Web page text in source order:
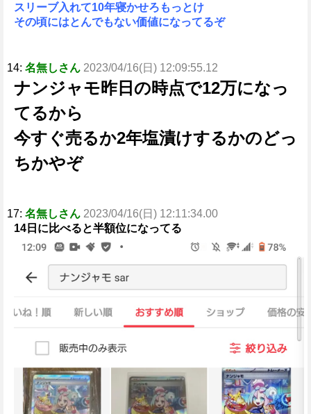
スリーブ入れて10年寝かせろもっとけ
その頃にはとんでもない価値になってるぞ
14: 名無しさん 2023/04/16(日) 12:09:55.12
ナンジャモ昨日の時点で12万になっ
てるから
今すぐ売るか2年塩漬けするかのどっ
ちかやぞ
17: 名無しさん 2023/04/16(日) 12:11:34.00
14日に比べると半額位になってる